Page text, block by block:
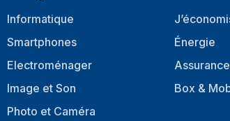
2.1
Oui
1
Informatique
Smartphones
Electroménager
Image et Son
Photo et Caméra
Énergie
Box &